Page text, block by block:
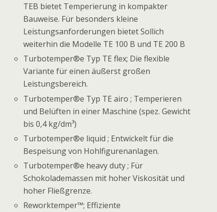
TEB bietet Temperierung in kompakter
Bauweise. Für besonders kleine
Leistungsanforderungen bietet Sollich
weiterhin die Modelle TE 100 B und TE 200 B
Turbotemper®e Typ TE flex; Die flexible
Variante für einen äußerst großen
Leistungsbereich.
Turbotemper®e Typ TE airo ; Temperieren
und Belüften in einer Maschine (spez. Gewicht
bis 0,4 kg/dm³)
Turbotemper®e liquid ; Entwickelt für die
Bespeisung von Hohlfigurenanlagen.
Turbotemper®e heavy duty ; Für
Schokolademassen mit hoher Viskosität und
hoher Fließgrenze.
Reworktemper™; Effiziente